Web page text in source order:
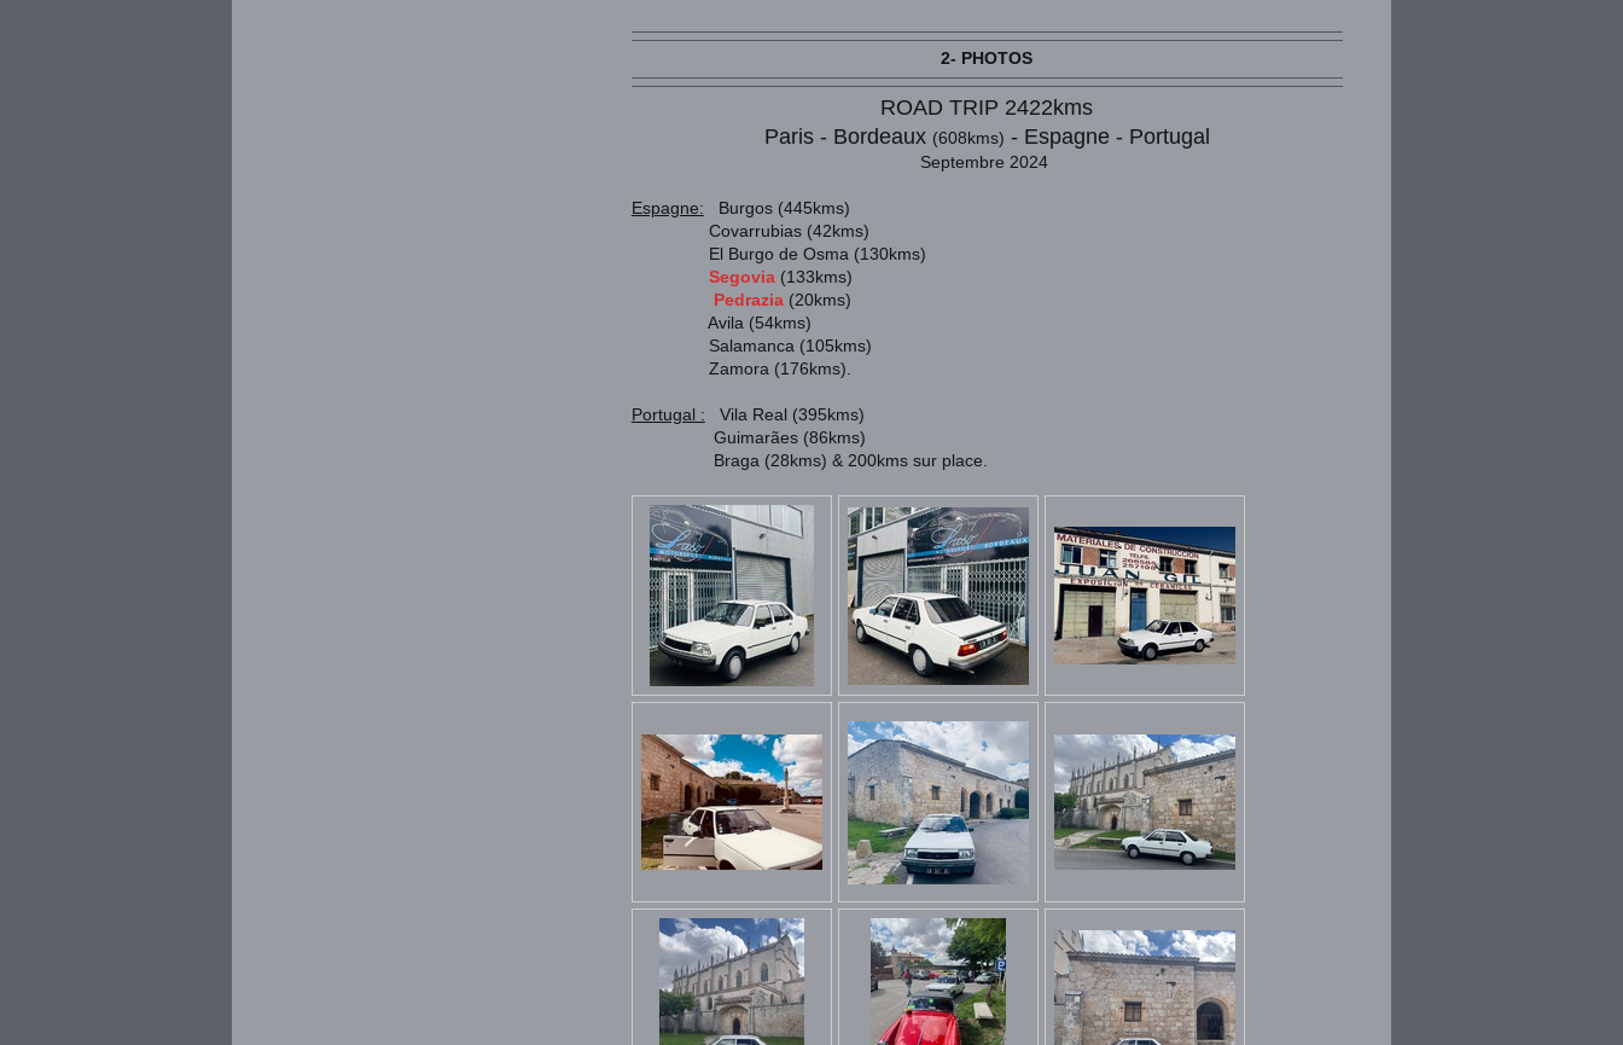
2- PHOTOS
ROAD TRIP 2422kms
Paris - Bordeaux (608kms) - Espagne - Portugal
Septembre 2024
Espagne: Burgos (445kms)
Covarrubias (42kms)
El Burgo de Osma (130kms)
Segovia(133kms)
Pedrazia(20kms)
Avila (54kms)
Salamanca (105kms)
Zamora (176kms).
Portugal : Vila Real (395kms)
Guimarães (86kms)
Braga (28kms) & 200kms sur place.